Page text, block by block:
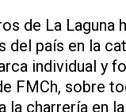
de La Laguna
del país en la
individual y
FMCh, sobre
la charrería en